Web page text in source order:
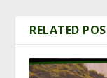
RELATED